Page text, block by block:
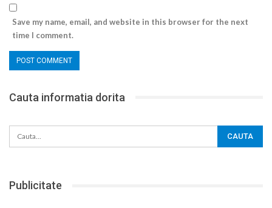
Save my name, email, and website in this browser for the next
time I comment.
Cauta informatia dorita
Publicitate